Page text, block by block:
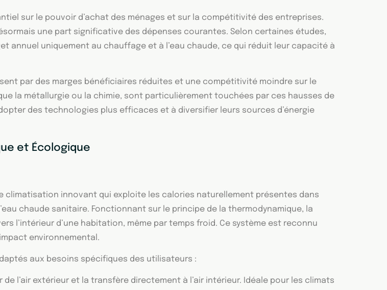
sur le pouvoir d’achat des ménages et sur la compétitivité des entreprises.
une part significative des dépenses courantes. Selon certaines études,
annuel uniquement au chauffage et à l’eau chaude, ce qui réduit leur capacité à
par des marges bénéficiaires réduites et une compétitivité moindre sur le
la métallurgie ou la chimie, sont particulièrement touchées par ces hausses de
des technologies plus efficaces et à diversifier leurs sources d’énergie
et Écologique
climatisation innovant qui exploite les calories naturellement présentes dans
chaude sanitaire. Fonctionnant sur le principe de la thermodynamique, la
l’intérieur d’une habitation, même par temps froid. Ce système est reconnu
environnemental.
aux besoins spécifiques des utilisateurs :
de l’air extérieur et la transfère directement à l’air intérieur. Idéale pour les climats